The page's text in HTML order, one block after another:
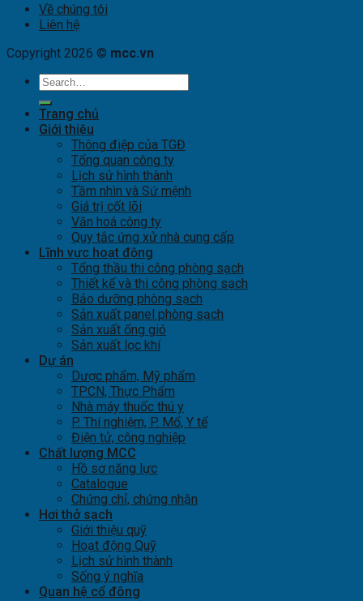
Về chúng tôi
Liên hệ
Copyright 2026 © mcc.vn
Trang chủ
Giới thiệu
Thông điệp của TGĐ
Tổng quan công ty
Lịch sử hình thành
Tầm nhìn và Sứ mệnh
Giá trị cốt lõi
Văn hoá công ty
Quy tắc ứng xử nhà cung cấp
Lĩnh vực hoạt động
Tổng thầu thi công phòng sạch
Thiết kế và thi công phòng sạch
Bảo dưỡng phòng sạch
Sản xuất panel phòng sạch
Sản xuất ống gió
Sản xuất lọc khí
Dự án
Dược phẩm, Mỹ phẩm
TPCN, Thực Phẩm
Nhà máy thuốc thú y
P. Thí nghiệm, P. Mổ, Y tế
Điện tử, công nghiệp
Chất lượng MCC
Hồ sơ năng lực
Catalogue
Chứng chỉ, chứng nhận
Hơi thở sạch
Giới thiệu quỹ
Hoạt động Quỹ
Lịch sử hình thành
Sống ý nghĩa
Quan hệ cổ đông